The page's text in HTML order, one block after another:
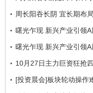
周长阳吞长阴 宜长期布
曙光乍现 新兴产业引领
曙光乍现 新兴产业引领
10月27日主力巨资狂抢
[投资晨会]板块轮动操作